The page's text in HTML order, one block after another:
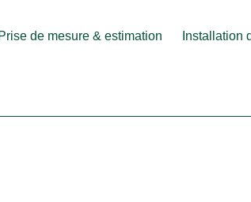
Prise de mesure & estimation Installation